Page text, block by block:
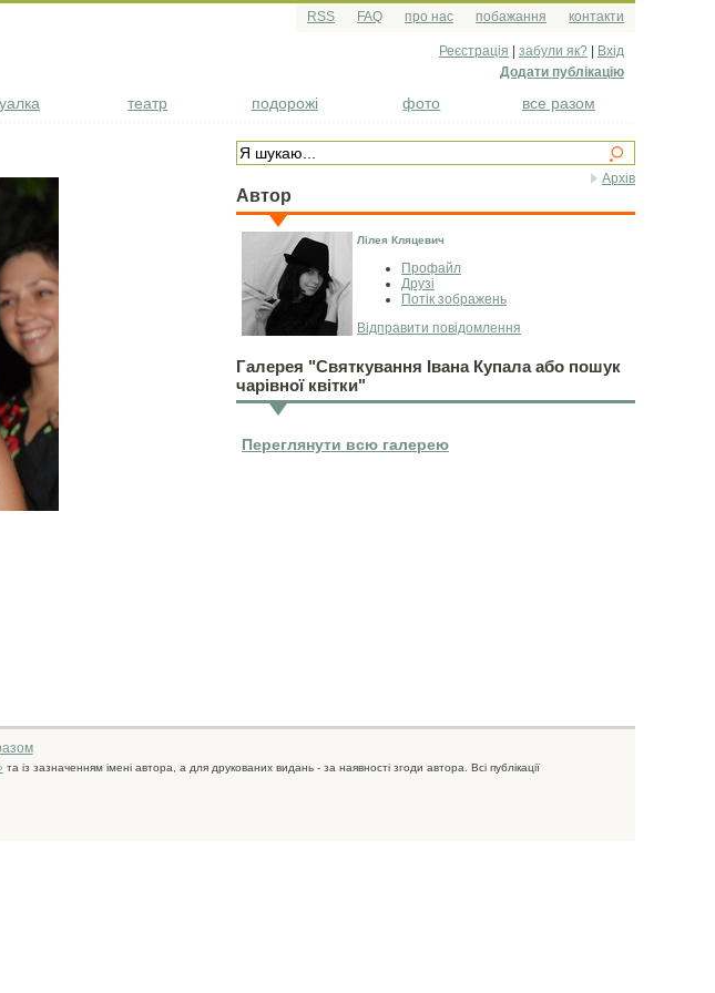
RSS FAQ про нас побажання контакти
Реєстрація забули як?
Вхід
Додати публікацію
театр подорожі фото все разом
Архів
Автор
Лілея Кляцевич
Профайл
Друзі
Потік зображень
Відправити повідомлення
Галерея "Святкування Івана Купала або пошук
чарівної квітки"
Переглянути всю галерею
та із зазначенням імені автора, а для друкованих видань - за наявності згоди автора. Всі публікації